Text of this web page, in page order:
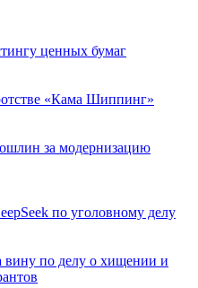
ценных бумаг
«Кама Шиппинг»
за модернизацию
по уголовному делу
вину по делу о хищении и